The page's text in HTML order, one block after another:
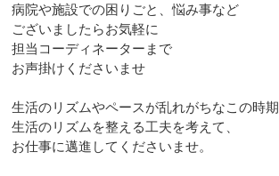
病院や施設での困りごと、悩み事など
ございましたらお気軽に
担当コーディネーターまで
お声掛けくださいませ
生活のリズムやペースが乱れがちなこの時期
生活のリズムを整える工夫を考えて、
お仕事に邁進してくださいませ。